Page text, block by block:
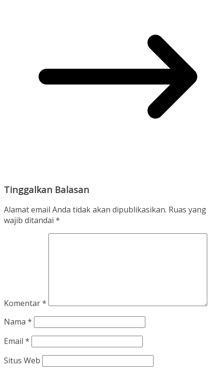
Tinggalkan Balasan
Alamat email Anda tidak akan dipublikasikan. Ruas yang
wajib ditandai *
Komentar*
Nama *
Email *
Situs Web